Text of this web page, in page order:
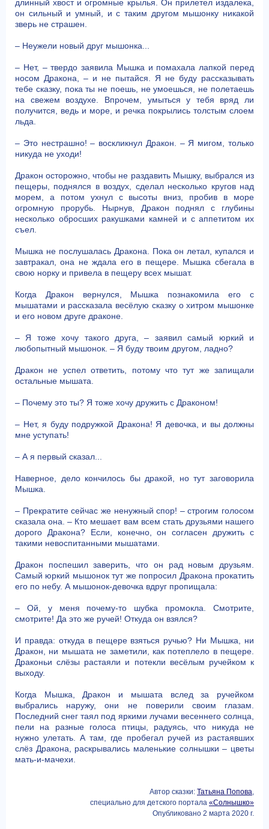
длинный хвост и огромные крылья. Он прилетел издалека,
он сильный и умный, и с таким другом мышонку никакой
зверь не страшен.
– Неужели новый друг мышонка...
– Нет, – твердо заявила Мышка и помахала лапкой перед
носом Дракона, – и не пытайся. Я не буду рассказывать
тебе сказку, пока ты не поешь, не умоешься, не полетаешь
на свежем воздухе. Впрочем, умыться у тебя вряд ли
получится, ведь и море, и речка покрылись толстым слоем
льда.
– Это нестрашно! – воскликнул Дракон. – Я мигом, только
никуда не уходи!
Дракон осторожно, чтобы не раздавить Мышку, выбрался из
пещеры, поднялся в воздух, сделал несколько кругов над
морем, а потом ухнул с высоты вниз, пробив в море
огромную прорубь. Нырнув, Дракон поднял с глубины
несколько обросших ракушками камней и с аппетитом их
съел.
Мышка не послушалась Дракона. Пока он летал, купался и
завтракал, она не ждала его в пещере. Мышка сбегала в
свою норку и привела в пещеру всех мышат.
Когда Дракон вернулся, Мышка познакомила его с
мышатами и рассказала весёлую сказку о хитром мышонке
и его новом друге драконе.
– Я тоже хочу такого друга, – заявил самый юркий и
любопытный мышонок. – Я буду твоим другом, ладно?
Дракон не успел ответить, потому что тут же запищали
остальные мышата.
– Почему это ты? Я тоже хочу дружить с Драконом!
– Нет, я буду подружкой Дракона! Я девочка, и вы должны
мне уступать!
– А я первый сказал...
Наверное, дело кончилось бы дракой, но тут заговорила
Мышка.
– Прекратите сейчас же ненужный спор! – строгим голосом
сказала она. – Кто мешает вам всем стать друзьями нашего
дорого Дракона? Если, конечно, он согласен дружить с
такими невоспитанными мышатами.
Дракон поспешил заверить, что он рад новым друзьям.
Самый юркий мышонок тут же попросил Дракона прокатить
его по небу. А мышонок-девочка вдруг пропищала:
– Ой, у меня почему-то шубка промокла. Смотрите,
смотрите! Да это же ручей! Откуда он взялся?
И правда: откуда в пещере взяться ручью? Ни Мышка, ни
Дракон, ни мышата не заметили, как потеплело в пещере.
Драконьи слёзы растаяли и потекли весёлым ручейком к
выходу.
Когда Мышка, Дракон и мышата вслед за ручейком
выбрались наружу, они не поверили своим глазам.
Последний снег таял под яркими лучами весеннего солнца,
пели на разные голоса птицы, радуясь, что никуда не
нужно улетать. А там, где пробегал ручей из растаявших
слёз Дракона, раскрывались маленькие солнышки – цветы
мать-и-мачехи.
Автор сказки: Татьяна Попова
специально для детского портала «Солнышко»
Опубликовано 2 марта 2020 г.